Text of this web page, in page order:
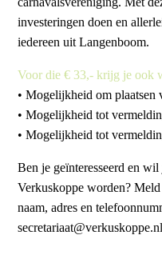
investeringen doen en
iedereen uit Langenboom.
Voor die € 33,- krijg je ook
• Mogelijkheid om plaatsen
• Mogelijkheid tot
• Mogelijkheid tot
Ben je geïnteresseerd en
Verkuskoppe worden?
naam, adres en
secretariaat@verkuskoppe.nl